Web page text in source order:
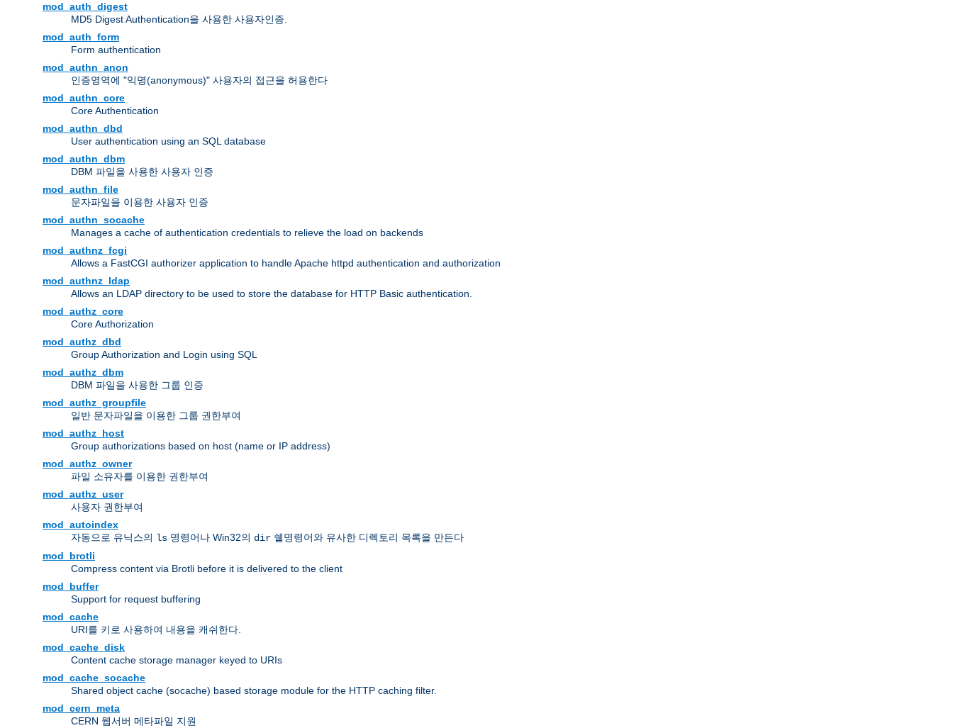
mod_auth_digest
MD5 Digest Authentication을 사용한 사용자인증.
mod_auth_form
Form authentication
mod_authn_anon
인증영역에 "익명(anonymous)" 사용자의 접근을 허용한다
mod_authn_core
Core Authentication
mod_authn_dbd
User authentication using an SQL database
mod_authn_dbm
DBM 파일을 사용한 사용자 인증
mod_authn_file
문자파일을 이용한 사용자 인증
mod_authn_socache
Manages a cache of authentication credentials to relieve the load on backends
mod_authnz_fcgi
Allows a FastCGI authorizer application to handle Apache httpd authentication and authorization
mod_authnz_ldap
Allows an LDAP directory to be used to store the database for HTTP Basic authentication.
mod_authz_core
Core Authorization
mod_authz_dbd
Group Authorization and Login using SQL
mod_authz_dbm
DBM 파일을 사용한 그룹 인증
mod_authz_groupfile
일반 문자파일을 이용한 그룹 권한부여
mod_authz_host
Group authorizations based on host (name or IP address)
mod_authz_owner
파일 소유자를 이용한 권한부여
mod_authz_user
사용자 권한부여
mod_autoindex
자동으로 유닉스의 ls 명령어나 Win32의 dir 쉘명령어와 유사한 디렉토리 목록을 만든다
mod_brotli
Compress content via Brotli before it is delivered to the client
mod_buffer
Support for request buffering
mod_cache
URI를 키로 사용하여 내용을 캐쉬한다.
mod_cache_disk
Content cache storage manager keyed to URIs
mod_cache_socache
Shared object cache (socache) based storage module for the HTTP caching filter.
mod_cern_meta
CERN 웹서버 메타파일 지원